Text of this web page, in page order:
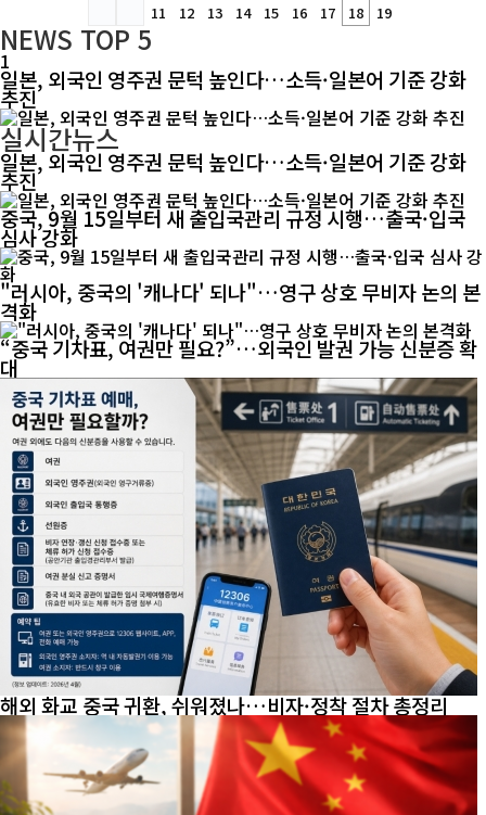
11 12 13 14 15 16 17 18 19
NEWS TOP 5
1
일본, 외국인 영주권 문턱 높인다…소득·일본어 기준 강화
추진
실시간뉴스
일본, 외국인 영주권 문턱 높인다…소득·일본어 기준 강화
추진
중국, 9월 15일부터 새 출입국관리 규정 시행…출국·입국
심사 강화
"러시아, 중국의 '캐나다' 되나"…영구 상호 무비자 논의 본
격화
“중국 기차표, 여권만 필요?”…외국인 발권 가능 신분증 확
대
해외 화교 중국 귀환, 쉬워졌나…비자·정착 절차 총정리